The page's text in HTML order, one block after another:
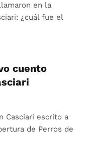
en la
¿cuál fue el
cuento
Casciari escrito a
de Perros de